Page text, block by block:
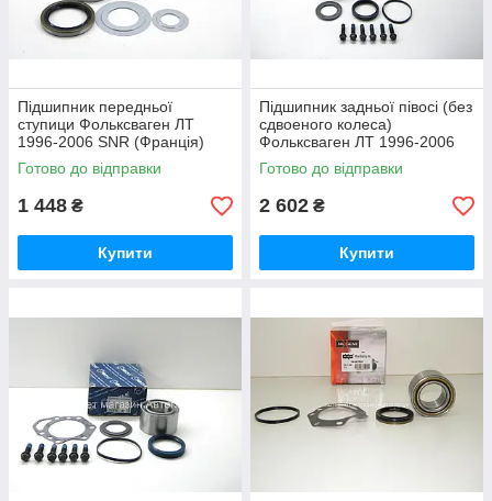
Підшипник передньої
ступици Фольксваген ЛТ
1996-2006 SNR (Франція)
R14076
Готово до відправки
1 448 ₴
Купити
Підшипник задньої півосі (без
сдвоеного колеса)
Фольксваген ЛТ 1996-2006
SNR (Франція) R15446
Готово до відправки
2 602 ₴
Купити